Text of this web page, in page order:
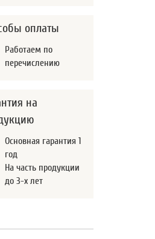
оплаты
Работаем по
перечислению
на
Основная гарантия 1
год
На часть продукции
до 3-х лет